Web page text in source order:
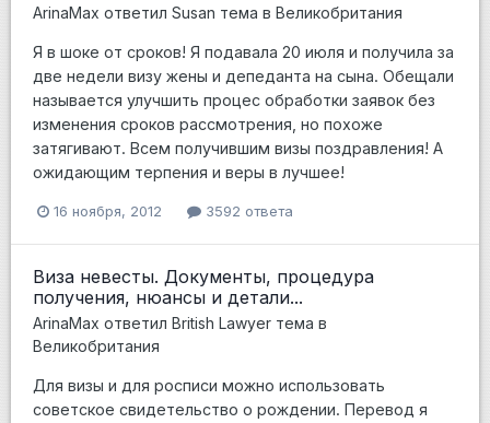
ArinaMax ответил Susan тема в Великобритания
Я в шоке от сроков! Я подавала 20 июля и получила за
две недели визу жены и депеданта на сына. Обещали
называется улучшить процес обработки заявок без
изменения сроков рассмотрения, но похоже
затягивают. Всем получившим визы поздравления! А
ожидающим терпения и веры в лучшее!
16 ноября, 2012 3592 ответа
Виза невесты. Документы, процедура
получения, нюансы и детали...
ArinaMax ответил British Lawyer тема в
Великобритания
Для визы и для росписи можно использовать
советское свидетельство о рождении. Перевод я